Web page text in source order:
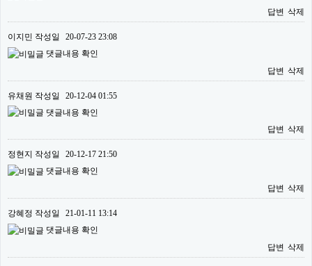
답변 삭제
이지민 작성일
20-07-23 23:08
댓글내용 확인
답변 삭제
유채원 작성일
20-12-04 01:55
댓글내용 확인
답변 삭제
정현지 작성일
20-12-17 21:50
댓글내용 확인
답변 삭제
강혜정 작성일
21-01-11 13:14
댓글내용 확인
답변 삭제